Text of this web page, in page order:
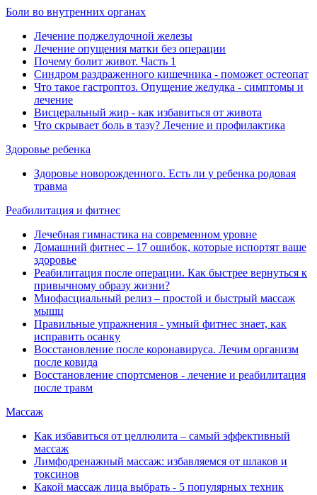
Боли во внутренних органах
Лечение поджелудочной железы
Лечение опущения матки без операции
Почему болит живот. Часть 1
Синдром раздраженного кишечника - поможет остеопат
Что такое гастроптоз. Опущение желудка - симптомы и
лечение
Висцеральный жир - как избавиться от живота
Что скрывает боль в тазу? Лечение и профилактика
Здоровье ребенка
Здоровье новорожденного. Есть ли у ребенка родовая
травма
Реабилитация и фитнес
Лечебная гимнастика на современном уровне
Домашний фитнес ‒ 17 ошибок, которые испортят ваше
здоровье
Реабилитация после операции. Как быстрее вернуться к
привычному образу жизни?
Миофасциальный релиз ‒ простой и быстрый массаж
мышц
Правильные упражнения - умный фитнес знает, как
исправить осанку
Восстановление после коронавируса. Лечим организм
после ковида
Восстановление спортсменов - лечение и реабилитация
после травм
Массаж
Как избавиться от целлюлита ‒ самый эффективный
массаж
Лимфодренажный массаж: избавляемся от шлаков и
токсинов
Какой массаж лица выбрать - 5 популярных техник